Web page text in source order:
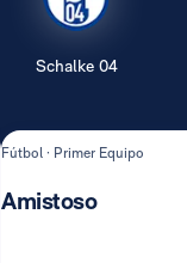
Schalke 04
Fútbol · Primer Equipo
Amistoso